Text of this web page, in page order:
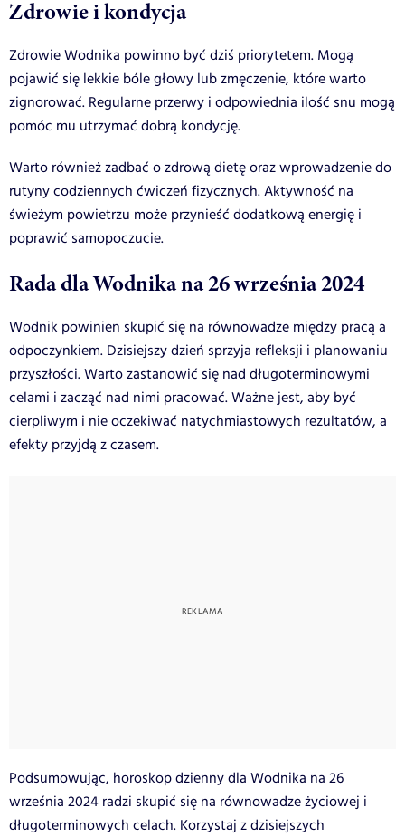
Zdrowie i kondycja
Zdrowie Wodnika powinno być dziś priorytetem. Mogą
pojawić się lekkie bóle głowy lub zmęczenie, które warto
zignorować. Regularne przerwy i odpowiednia ilość snu mogą
pomóc mu utrzymać dobrą kondycję.
Warto również zadbać o zdrową dietę oraz wprowadzenie do
rutyny codziennych ćwiczeń fizycznych. Aktywność na
świeżym powietrzu może przynieść dodatkową energię i
poprawić samopoczucie.
Rada dla Wodnika na 26 września 2024
Wodnik powinien skupić się na równowadze między pracą a
odpoczynkiem. Dzisiejszy dzień sprzyja refleksji i planowaniu
przyszłości. Warto zastanowić się nad długoterminowymi
celami i zacząć nad nimi pracować. Ważne jest, aby być
cierpliwym i nie oczekiwać natychmiastowych rezultatów, a
efekty przyjdą z czasem.
Podsumowując, horoskop dzienny dla Wodnika na 26
września 2024 radzi skupić się na równowadze życiowej i
długoterminowych celach. Korzystaj z dzisiejszych